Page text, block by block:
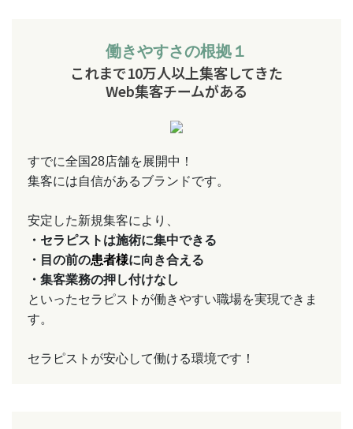
働きやすさの根拠１
これまで10万人以上集客してきた
Web集客チームがある
すでに全国28店舗を展開中！
集客には自信があるブランドです。
安定した新規集客により、
・セラピストは施術に集中できる
・目の前の患者様に向き合える
・集客業務の押し付けなし
といったセラピストが働きやすい職場を実現できま
す。
セラピストが安心して働ける環境です！